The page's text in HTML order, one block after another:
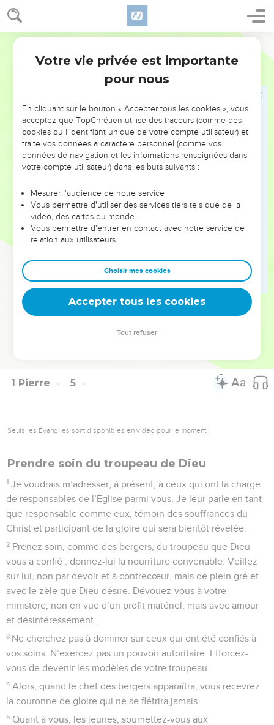
1 Pierre 4
14 Si l’on vous insulte parce que vous portez le nom du
Christ, considérez-vous comme bienheureux, car alors,
l’Esprit de Dieu, gage de votre gloire future, repose sur vous.
Qu’aucun de vous n’ait à endurer une punition parce qu’il
aurait tué, volé ou commis quelque autre méfait, ou encore
mais si quelqu’un doit souffrir parce qu’il est chrétien, qu’il
n’en éprouve aucune honte ; au contraire, qu’il fasse
honneur à Dieu avec ce nom (de chrétien) et lui rende grâce
de pouvoir le porter.
Car le moment vient où Dieu jugera le monde. Or, il
commencera son jugement par sa propre maison. Et s’il
débute par nous, quel sera le sort de ceux qui refusent de
croire à son Évangile ?
Si, comme le dit l’Écriture : Le juste n’est sauvé qu’avec
Ainsi, que ceux qui souffrent parce qu’ils obéissent à la
volonté de Dieu, se placent entièrement sous la garde du
Créateur. Il est fidèle à ses promesses : qu’ils lui fassent
confiance et continuent à faire le bien.
1 Pierre 5
Seuls les Évangiles sont disponibles en vidéo pour le moment.
Prendre soin du troupeau de Dieu
1 Je voudrais m’adresser, à présent, à ceux qui ont la charge
de responsables de l’Église parmi vous. Je leur parle en tant
que responsable comme eux, témoin des souffrances du
Christ et participant de la gloire qui sera bientôt révélée.
2 Prenez soin, comme des bergers, du troupeau que Dieu
vous a confié : donnez-lui la nourriture convenable. Veillez
sur lui, non par devoir et à contrecœur, mais de plein gré et
avec le zèle que Dieu désire. Dévouez-vous à votre
ministère, non en vue d’un profit matériel, mais avec amour
et désintéressement.
3 Ne cherchez pas à dominer sur ceux qui ont été confiés à
vos soins. N’exercez pas un pouvoir autoritaire. Efforcez-
vous de devenir les modèles de votre troupeau.
4 Alors, quand le chef des bergers apparaîtra, vous recevrez
la couronne de gloire qui ne se flétrira jamais.
5 Quant à vous, les jeunes, soumettez-vous aux
Votre vie privée est importante
pour nous
En cliquant sur le bouton « Accepter tous les cookies », vous
acceptez que TopChrétien utilise des traceurs (comme des
cookies ou l'identifiant unique de votre compte utilisateur) et
traite vos données à caractère personnel (comme vos
données de navigation et les informations renseignées dans
votre compte utilisateur) dans les buts suivants :
Mesurer l'audience de notre service
Vous permettre d'utiliser des services tiers tels que de la
vidéo, des cartes du monde…
Vous permettre d'entrer en contact avec notre service de
relation aux utilisateurs.
Choisir mes cookies
Accepter tous les cookies
Tout refuser